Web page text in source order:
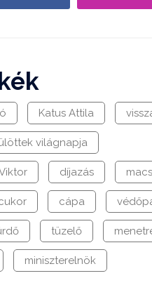
Katus Attila
világnapja
díjazás
cápa
tüzelő
miniszterelnök